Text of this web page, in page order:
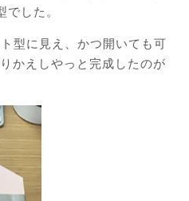
した。
型に見え、かつ開いても可
かえしやっと完成したのが